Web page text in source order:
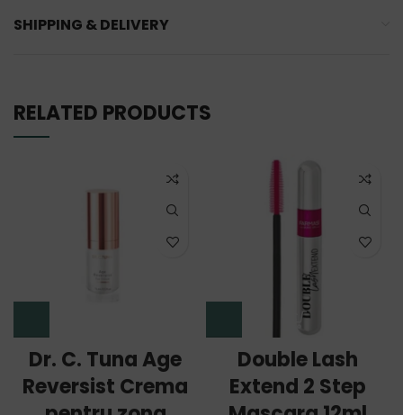
SHIPPING & DELIVERY
RELATED PRODUCTS
Dr. C. Tuna Age
Reversist Crema
Double Lash
Extend 2 Step